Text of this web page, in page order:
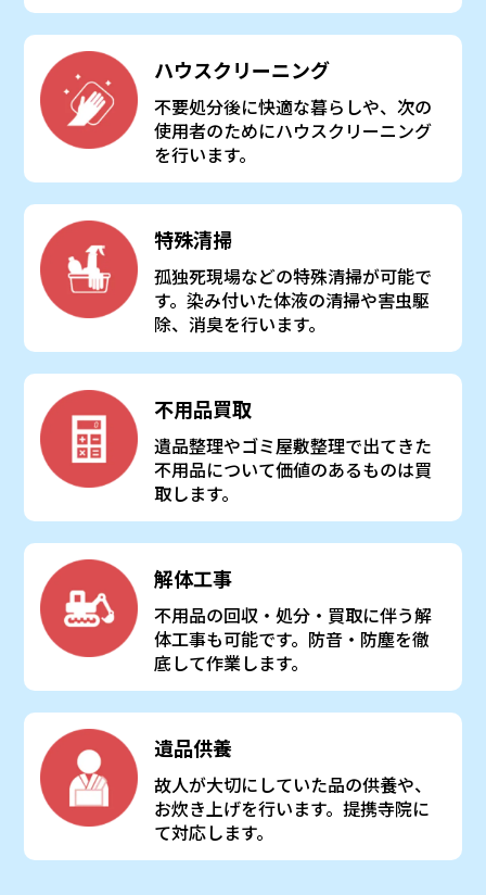
ハウスクリーニング
不要処分後に快適な暮らしや、次の
使用者のためにハウスクリーニング
を行います。
特殊清掃
孤独死現場などの特殊清掃が可能で
す。染み付いた体液の清掃や害虫駆
除、消臭を行います。
不用品買取
遺品整理やゴミ屋敷整理で出てきた
不用品について価値のあるものは買
取します。
解体工事
不用品の回収・処分・買取に伴う解
体工事も可能です。防音・防塵を徹
底して作業します。
遺品供養
故人が大切にしていた品の供養や、
お炊き上げを行います。提携寺院に
て対応します。